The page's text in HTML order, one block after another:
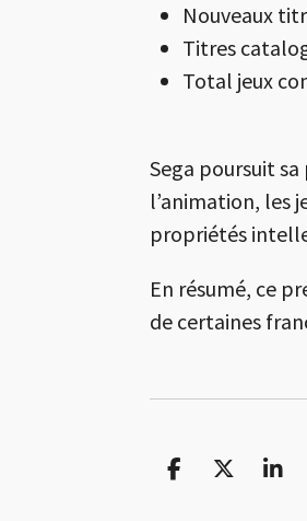
Nouveaux
Titres
Total jeux
Sega poursuit
l’animation, les
propriétés
En résumé, ce
de certaines
P
P
P